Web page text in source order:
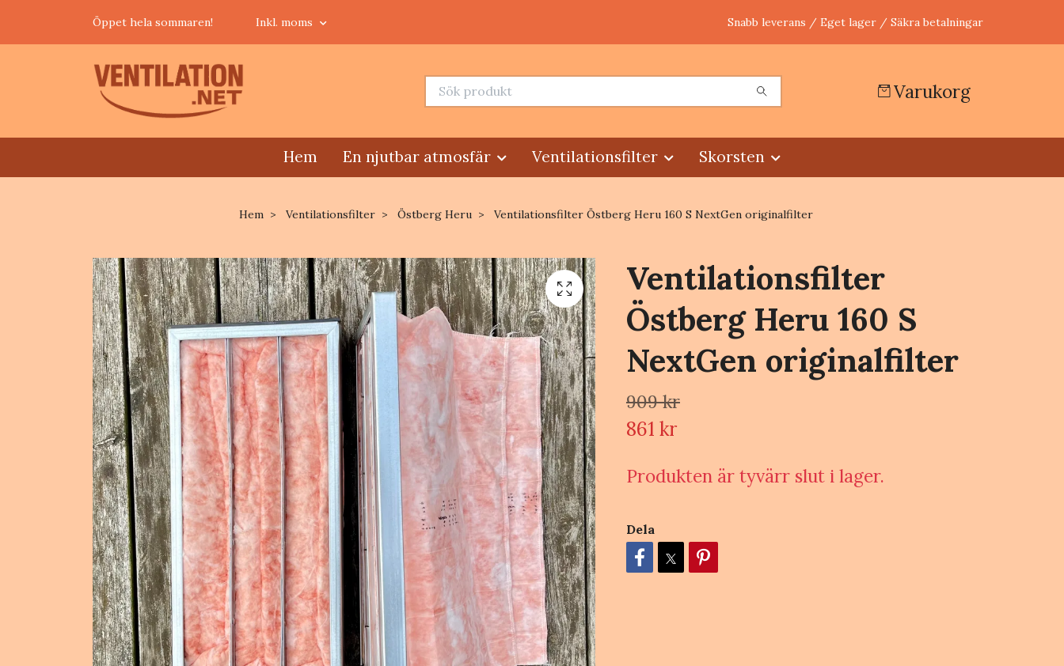
Öppet hela sommaren! Inkl. moms Snabb leverans / Eget lager / Säkra betalningar
Varukorg
Hem En njutbar atmosfär Ventilationsfilter Skorsten
Hem Ventilationsfilter Östberg Heru Ventilationsfilter Östberg Heru 160 S NextGen originalfilter
Ventilationsfilter
Östberg Heru 160 S
NextGen originalfilter
909 kr
861 kr
Produkten är tyvärr slut i lager.
Dela